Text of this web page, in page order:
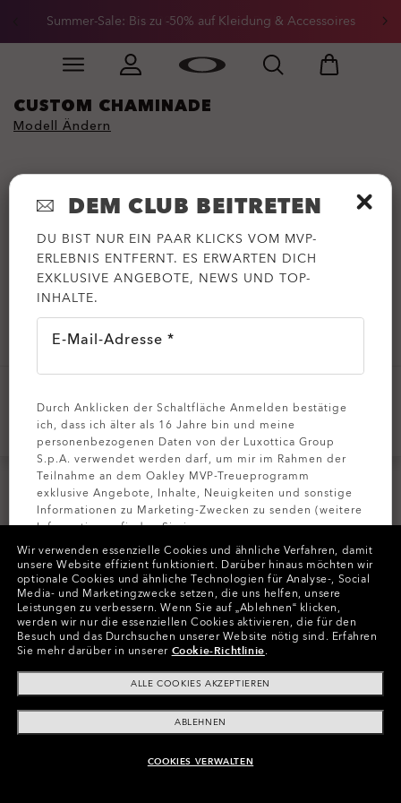
Skip to
Erhalte -20% auf Custom-Brillen
Summer-Sale: Bis zu -50% auf Kleidung & Accessoires
Slide 2 of 3. Summer-Sale: Bis zu -50% auf Kleidung &
CUSTOM CHAMINADE
Modell Ändern
Inklusive Mehrwertsteuer
ZUM WARENKORB HINZUFÜGEN
Glas
Korrektionsgläser
Korrektionsgläser PROMO
Wir fragen dich nach dem Bezahlen nach deinem Rezept
Glas
Gläsertyp
Gläsertyp
Prizm -20% Prizm Polarized -20%
Glas
Glas Prizm Black Iridium
Wir verwenden essenzielle Cookies und ähnliche Verfahren, damit
unsere Website effizient funktioniert. Darüber hinaus möchten wir
optionale Cookies und ähnliche Technologien für Analyse-, Social
Media- und Marketingzwecke setzen, die uns helfen, unsere
Leistungen zu verbessern. Wenn Sie auf „Ablehnen“ klicken,
werden wir nur die essenziellen Cookies aktivieren, die für den
Besuch und das Durchsuchen unserer Website nötig sind. Erfahren
Sie mehr darüber in unserer Cookie-Richtlinie.
ALLE COOKIES AKZEPTIEREN
ABLEHNEN
COOKIES VERWALTEN
DEM CLUB BEITRETEN
DU BIST NUR EIN PAAR KLICKS VOM MVP-
ERLEBNIS ENTFERNT. ES ERWARTEN DICH
EXKLUSIVE ANGEBOTE, NEWS UND TOP-
INHALTE.
E-Mail-Adresse *
Durch Anklicken der Schaltfläche Anmelden bestätige
ich, dass ich älter als 16 Jahre bin und meine
personenbezogenen Daten von der Luxottica Group
S.p.A. verwendet werden darf, um mir im Rahmen der
Teilnahme an dem Oakley MVP-Treueprogramm
exklusive Angebote, Inhalte, Neuigkeiten und sonstige
Informationen zu Marketing-Zwecken zu senden (weitere
Informationen finden Sie in unserer
Datenschutzbestimmungen ).
MELDEN SIE